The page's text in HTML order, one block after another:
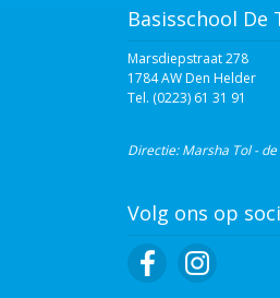
Basisschool De
Marsdiepstraat 278
1784 AW Den Helder
Tel. (0223) 61 31 91‬
Directie: Marsha Tol -
Volg ons op